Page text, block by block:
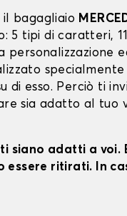
bagagliaio
5 tipi di caratteri,
di esso. Perciò ti
sia adatto al tuo
siano adatti a voi.
essere ritirati. In